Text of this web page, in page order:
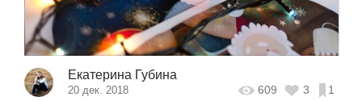
Екатерина Губина
20 дек. 2018 609 3 1